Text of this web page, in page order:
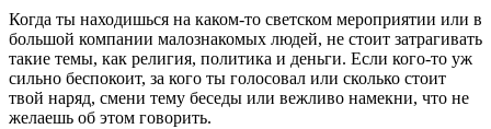
Когда ты находишься на каком-то светском мероприятии или в
большой компании малознакомых людей, не стоит затрагивать
такие темы, как религия, политика и деньги. Если кого-то уж
сильно беспокоит, за кого ты голосовал или сколько стоит
твой наряд, смени тему беседы или вежливо намекни, что не
желаешь об этом говорить.